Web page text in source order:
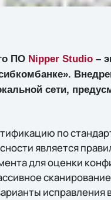
ПО Nipper Studio–
сети,
по
является
для оценки
исправления